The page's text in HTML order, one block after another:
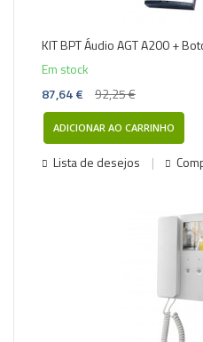
KIT BPT Áudio AGT A200 +
Em stock
87,64 €
92,25 €
ADICIONAR AO CARRINHO
Lista de desejos